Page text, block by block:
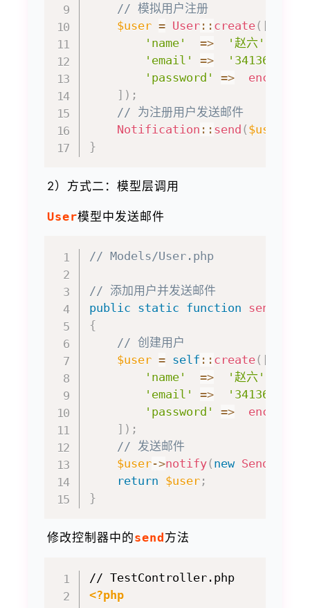
// 模拟用户注册
$user = User:: create( [
'name'
=> '赵六'
'email'
=>
'password'
=> encrypt
] ) ;
// 为注册用户发送邮件
Notification :: send ( $user
}
2）方式二：模型层调用
User模型中发送邮件
// Models/User.php
// 添加用户并发送邮件
public static function sendMail
{
// 创建用户
$user = self :: create(
'name'
=> '赵六'
'email'
=>
'password'
=> encrypt
] ) ;
// 发送邮件
$user->notify( new
return $user;
}
修改控制器中的send 方法
// TestController.php
<?php